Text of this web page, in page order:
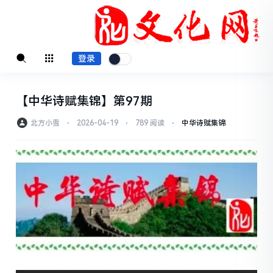
登录
【中华诗赋集锦】第97期
北方小雪 ⋅ 2026-04-19 ⋅ 789 阅读 ⋅ 中华诗赋集锦